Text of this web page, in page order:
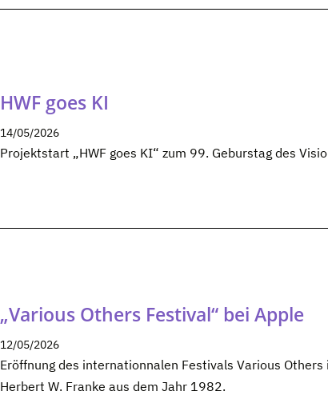
HWF goes KI
14/05/2026
Projektstart „HWF goes KI“ zum 99. Geburstag des
„Various Others Festival“ bei Apple
12/05/2026
Eröffnung des internationnalen Festivals Various
Herbert W. Franke aus dem Jahr 1982.